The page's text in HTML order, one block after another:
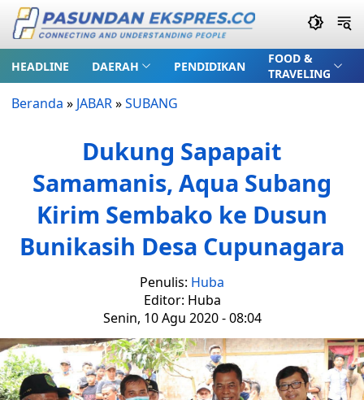
HEADLINE DAERAH PENDIDIKAN
FOOD &
TRAVELING
Beranda » JABAR»SUBANG
Dukung Sapapait
Samamanis, Aqua Subang
Kirim Sembako ke Dusun
Bunikasih Desa Cupunagara
Penulis: Huba
Editor: Huba
Senin, 10 Agu 2020 - 08:04